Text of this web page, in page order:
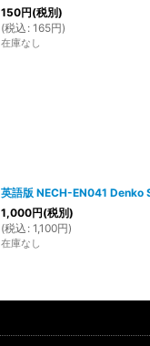
150円(税別)
(税込 : 165円)
在庫なし
英語版 NECH-EN041 Denko
1,000円(税別)
(税込 : 1,100円)
在庫なし